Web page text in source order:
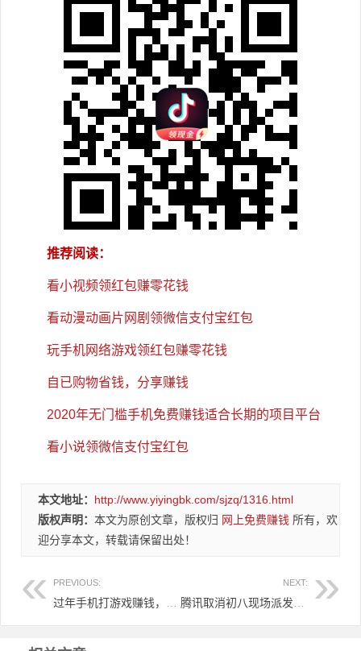
推荐阅读：
看小视频领红包赚零花钱
看动漫动画片网剧领微信支付宝红包
玩手机网络游戏领红包赚零花钱
自已购物省钱，分享赚钱
2020年无门槛手机免费赚钱适合长期的项目平台
看小说领微信支付宝红包
本文地址： http://www.yiyingbk.com/sjzq/1316.html
版权声明： 本文为原创文章，版权归 网上免费赚钱 所有，欢
迎分享本文，转载请保留出处！
PREVIOUS: NEXT: